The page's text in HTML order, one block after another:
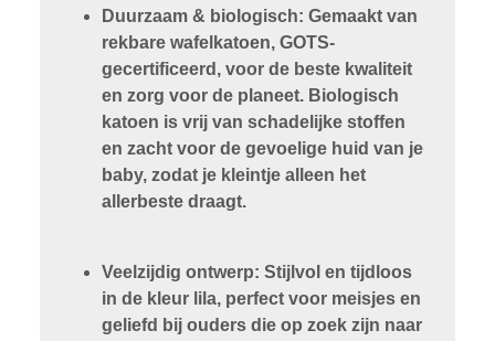
Duurzaam & biologisch: Gemaakt van
rekbare wafelkatoen, GOTS-
gecertificeerd, voor de beste kwaliteit
en zorg voor de planeet. Biologisch
katoen is vrij van schadelijke stoffen
en zacht voor de gevoelige huid van je
baby, zodat je kleintje alleen het
allerbeste draagt.
Veelzijdig ontwerp: Stijlvol en tijdloos
in de kleur lila, perfect voor meisjes en
geliefd bij ouders die op zoek zijn naar